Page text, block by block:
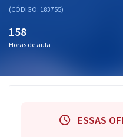
Aprovados
(CÓDIGO: 183755)
158
Horas de aula
ESSAS